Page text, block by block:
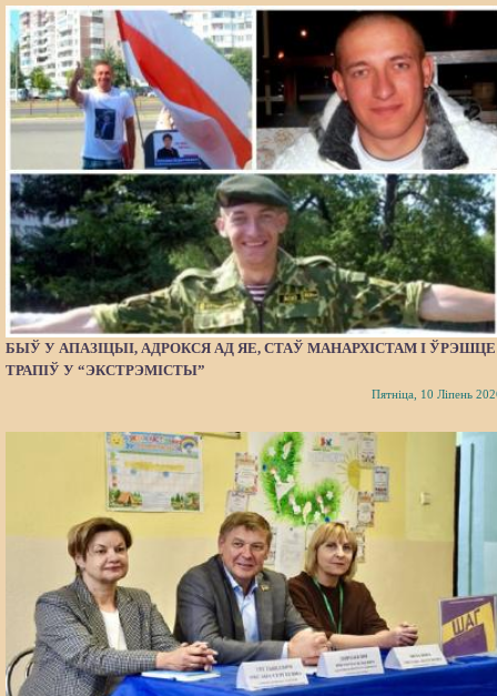
БЫЎ У АПАЗІЦЫІ, АДРОКСЯ АД ЯЕ, СТАЎ МАНАРХІСТАМ І ЎРЭШЦЕ
ТРАПІЎ У “ЭКСТРЭМІСТЫ”
Пятніца, 10 Ліпень